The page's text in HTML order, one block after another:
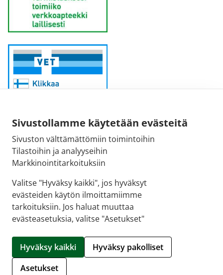
Sivustollamme käytetään evästeitä
Sivuston välttämättömiin toimintoihin
Tilastoihin ja analyyseihin
Markkinointitarkoituksiin
Valitse "Hyväksy kaikki", jos hyväksyt
evästeiden käytön ilmoittamiimme
tarkoituksiin. Jos haluat muuttaa
evästeasetuksia, valitse "Asetukset"
Hyväksy kaikki
Hyväksy pakolliset
Asetukset
Sähköpostiosoite:
kirjaamo@fimea.fi
Fimean vaihde:
029 522 3341
Hallitse evästeitä